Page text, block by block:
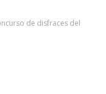
de disfraces del